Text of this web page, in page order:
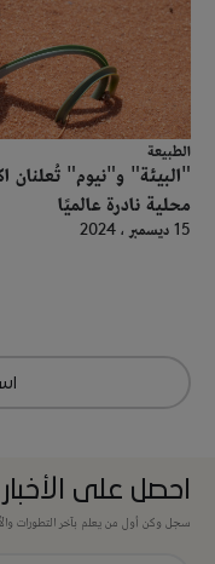
الطبيعة
محلية نادرة عالميًا
15 ديسمبر ، 2024
احصل على
سجل وكن أول من يعلم بآخر التطورات